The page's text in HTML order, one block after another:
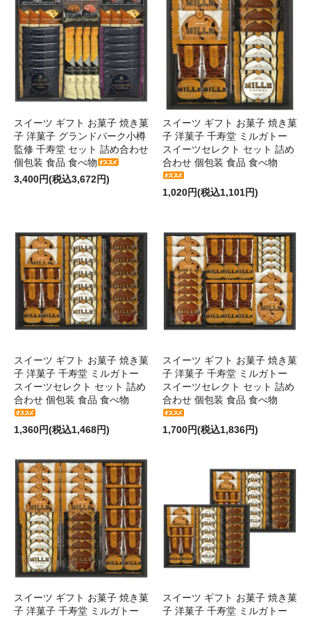
スイーツ ギフト お菓子 焼き菓
子 洋菓子 グランドパーク小樽
監修 千寿堂 セット 詰め合わせ
個包装 食品 食べ物
3,400円(税込3,672円)
スイーツ ギフト お菓子 焼き菓
子 洋菓子 千寿堂 ミルガトー
スイーツセレクト セット 詰め
合わせ 個包装 食品 食べ物
1,020円(税込1,101円)
スイーツ ギフト お菓子 焼き菓
子 洋菓子 千寿堂 ミルガトー
スイーツセレクト セット 詰め
合わせ 個包装 食品 食べ物
1,360円(税込1,468円)
スイーツ ギフト お菓子 焼き菓
子 洋菓子 千寿堂 ミルガトー
スイーツセレクト セット 詰め
合わせ 個包装 食品 食べ物
1,700円(税込1,836円)
スイーツ ギフト お菓子 焼き菓
子 洋菓子 千寿堂 ミルガトー
スイーツ ギフト お菓子 焼き菓
子 洋菓子 千寿堂 ミルガトー